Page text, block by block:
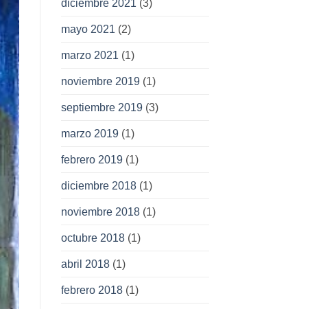
diciembre 2021 (3)
mayo 2021 (2)
marzo 2021 (1)
noviembre 2019(1)
septiembre 2019(3)
marzo 2019(1)
febrero 2019(1)
diciembre 2018(1)
noviembre 2018(1)
octubre 2018(1)
abril 2018(1)
febrero 2018(1)